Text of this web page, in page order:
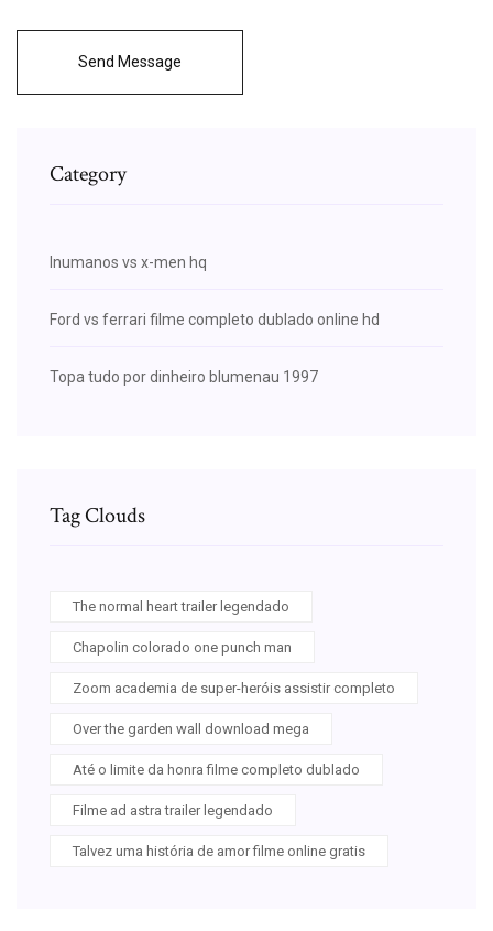
Send Message
Category
Inumanos vs x-men hq
Ford vs ferrari filme completo dublado online hd
Topa tudo por dinheiro blumenau 1997
Tag Clouds
The normal heart trailer legendado
Chapolin colorado one punch man
Zoom academia de super-heróis assistir completo
Over the garden wall download mega
Até o limite da honra filme completo dublado
Filme ad astra trailer legendado
Talvez uma história de amor filme online gratis